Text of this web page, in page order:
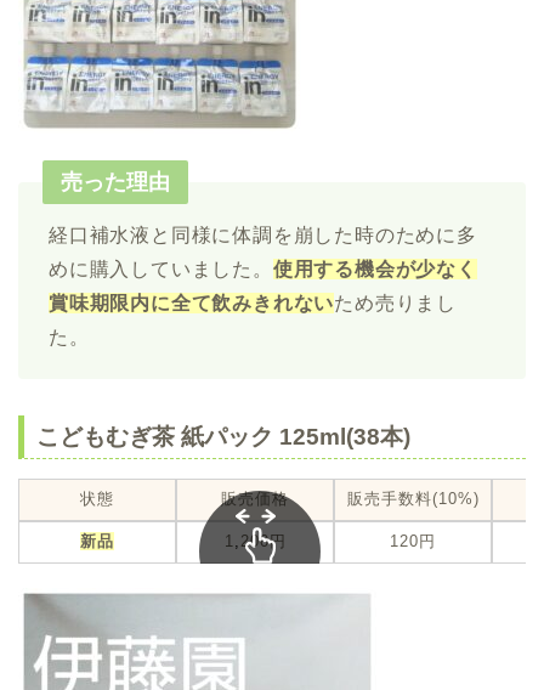
売った理由
経口補水液と同様に体調を崩した時のために多
めに購入していました。 使用する機会が少なく
賞味期限内に全て飲みきれないため売りまし
た。
こどもむぎ茶 紙パック 125ml(38本)
状態 販売価格 販売手数料(10%)
新品 1, 200円 120円
できます